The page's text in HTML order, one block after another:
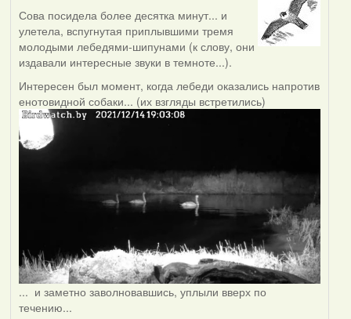
Сова посидела более десятка минут... и
улетела, вспугнутая приплывшими тремя
молодыми лебедями-шипунами (к слову, они
издавали интересные звуки в темноте...).
Интересен был момент, когда лебеди оказались напротив
енотовидной собаки... (их взгляды встретились)
... и заметно заволновавшись, уплыли вверх по
течению...